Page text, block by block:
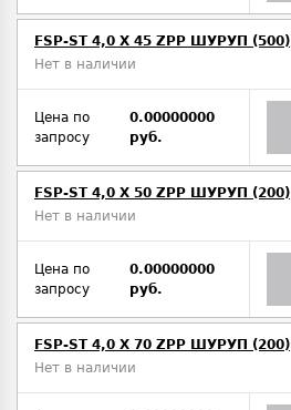
FSP-ST 4,0 X 45 ZPP ШУРУП (500)
Нет в наличии
Цена по
запросу
0.00000000
руб.
FSP-ST 4,0 X 50 ZPP ШУРУП (200)
Нет в наличии
Цена по
запросу
0.00000000
руб.
FSP-ST 4,0 X 70 ZPP ШУРУП (200)
Нет в наличии